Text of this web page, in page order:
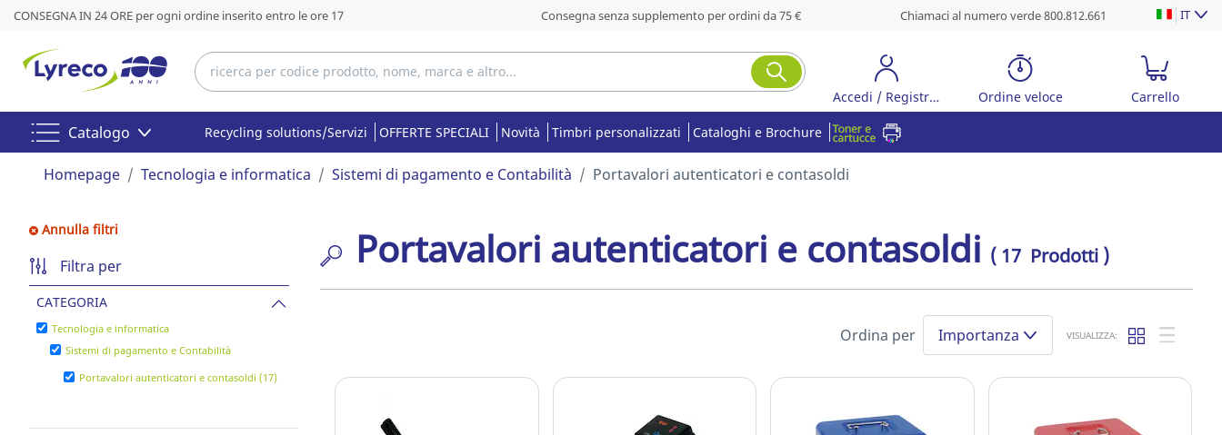
CONSEGNA IN 24 ORE per ogni ordine inserito entro le ore 17 Consegna senza supplemento per ordini da 75 € Chiamaci al numero verde 800.812.661 IT
Accedi / Registrati Ordine veloce Carrello
Catalogo Recycling solutions/Servizi OFFERTE SPECIALI Novità Timbri personalizzati Cataloghi e Brochure
Homepage Tecnologia e informatica Sistemi di pagamento e Contabilità Portavalori autenticatori e contasoldi
Annulla filtri
Filtra per
CATEGORIA
Tecnologia e informatica
Sistemi di pagamento e Contabilità
Portavalori autenticatori e contasoldi (17)
Portavalori autenticatori e contasoldi ( 17 Prodotti )
Ordina per Importanza VISUALIZZA: